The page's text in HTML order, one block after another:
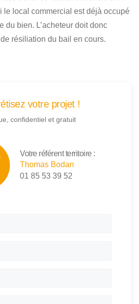
le local commercial est déjà occupé
du bien. L’acheteur doit donc
résiliation du bail en cours.
votre projet !
confidentiel et gratuit
Votre référent territoire :
Thomas Bodan
01 85 53 39 52